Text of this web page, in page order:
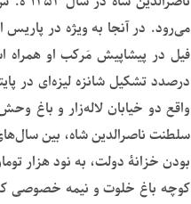
می‌رود. در آنجا به ویژه در پاریس
فیل در پیشاپیش مَرکب او همراه
درصدد تشکیل شانزه لیزه‌ای در
واقع دو خیابان لاله‌زار و باغ
بودن خزانۀ دولت، به نود هزار
کوچه باغ خلوت و نیمه خصوصی